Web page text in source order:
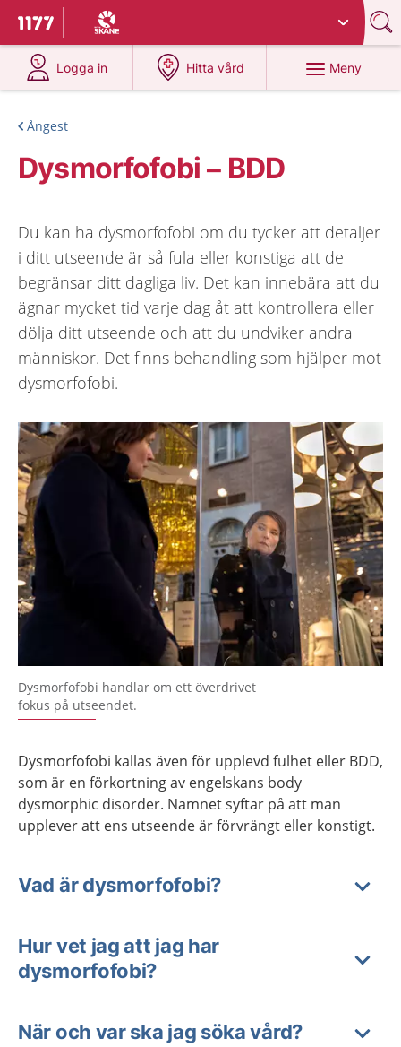
Till startsidan för 1177
Du har valt region
Logga in
på 1177.se
Hitta vård
på 1177.se
Meny
Ångest
Dysmorfofobi – BDD
Du kan ha dysmorfofobi om du tycker att detaljer
i ditt utseende är så fula eller konstiga att de
begränsar ditt dagliga liv. Det kan innebära att du
ägnar mycket tid varje dag åt att kontrollera eller
dölja ditt utseende och att du undviker andra
människor. Det finns behandling som hjälper mot
dysmorfofobi.
Dysmorfofobi handlar om ett överdrivet
fokus på utseendet.
Dysmorfofobi kallas även för upplevd fulhet eller BDD,
som är en förkortning av engelskans body
dysmorphic disorder. Namnet syftar på att man
upplever att ens utseende är förvrängt eller konstigt.
Vad är dysmorfofobi?
Hur vet jag att jag har
dysmorfofobi?
När och var ska jag söka vård?